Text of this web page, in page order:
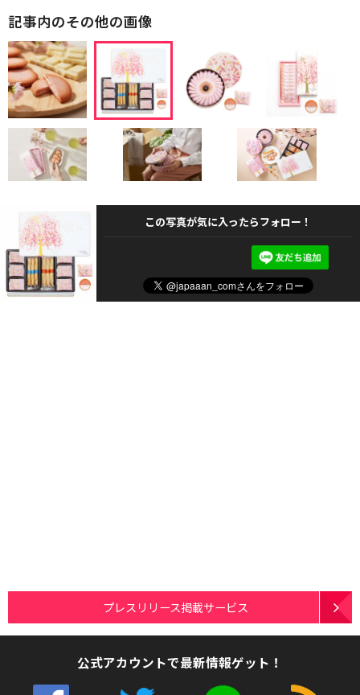
記事内のその他の画像
この写真が気に入ったらフォロー！
プレスリリース掲載サービス
公式アカウントで最新情報ゲット！